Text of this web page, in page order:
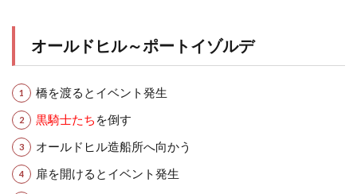
オールドヒル～ポートイゾルデ
橋を渡るとイベント発生
黒騎士たち を倒す
オールドヒル造船所へ向かう
扉を開けるとイベント発生